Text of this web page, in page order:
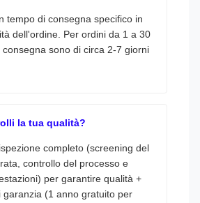
tempo di consegna specifico in
dell'ordine. Per ordini da 1 a 30
consegna sono di circa 2-7 giorni
la tua qualità?
completo (screening del
controllo del processo e
per garantire qualità +
garanzia (1 anno gratuito per